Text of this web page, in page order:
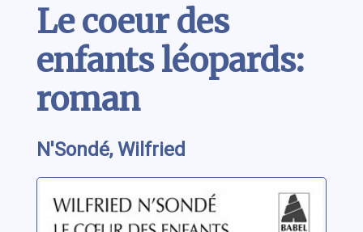
Le coeur des
enfants léopards:
roman
N'Sondé, Wilfried